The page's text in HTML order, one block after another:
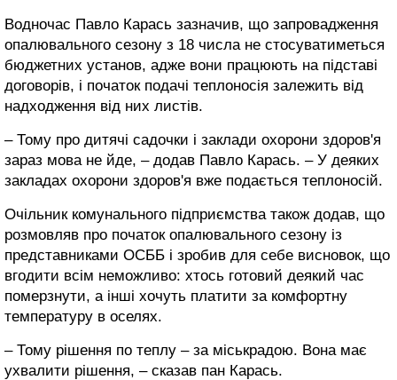
Водночас Павло Карась зазначив, що запровадження
опалювального сезону з 18 числа не стосуватиметься
бюджетних установ, адже вони працюють на підставі
договорів, і початок подачі теплоносія залежить від
надходження від них листів.
– Тому про дитячі садочки і заклади охорони здоров'я
зараз мова не йде, – додав Павло Карась. – У деяких
закладах охорони здоров'я вже подається теплоносій.
Очільник комунального підприємства також додав, що
розмовляв про початок опалювального сезону із
представниками ОСББ і зробив для себе висновок, що
вгодити всім неможливо: хтось готовий деякий час
померзнути, а інші хочуть платити за комфортну
температуру в оселях.
– Тому рішення по теплу – за міськрадою. Вона має
ухвалити рішення, – сказав пан Карась.